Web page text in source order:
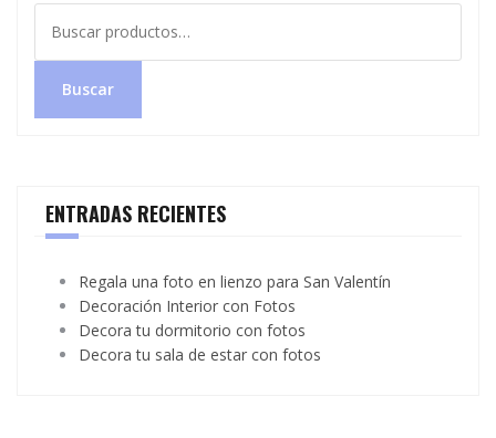
por:
Buscar
ENTRADAS RECIENTES
Regala una foto en lienzo para San Valentín
Decoración Interior con Fotos
Decora tu dormitorio con fotos
Decora tu sala de estar con fotos